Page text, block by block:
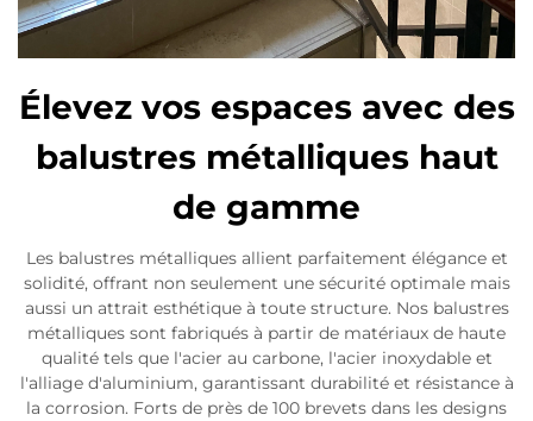
Élevez vos espaces avec des
balustres métalliques haut
de gamme
Les balustres métalliques allient parfaitement élégance et
solidité, offrant non seulement une sécurité optimale mais
aussi un attrait esthétique à toute structure. Nos balustres
métalliques sont fabriqués à partir de matériaux de haute
qualité tels que l'acier au carbone, l'acier inoxydable et
l'alliage d'aluminium, garantissant durabilité et résistance à
la corrosion. Forts de près de 100 brevets dans les designs